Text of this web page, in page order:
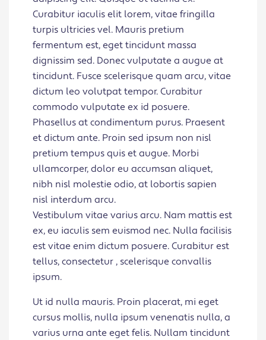
Curabitur iaculis elit lorem, vitae fringilla
turpis ultricies vel. Mauris pretium
fermentum est, eget tincidunt massa
dignissim sed. Donec vulputate a augue at
tincidunt. Fusce scelerisque quam arcu, vitae
dictum leo volutpat tempor. Curabitur
commodo vulputate ex id posuere.
Phasellus at condimentum purus. Praesent
et dictum ante. Proin sed ipsum non nisl
pretium tempus quis et augue. Morbi
ullamcorper, dolor eu accumsan aliquet,
nibh nisl molestie odio, at lobortis sapien
nisl interdum arcu.
Vestibulum vitae varius arcu. Nam mattis est
ex, eu iaculis sem euismod nec. Nulla facilisis
est vitae enim dictum posuere. Curabitur est
tellus, consectetur , scelerisque convallis
ipsum.
Ut id nulla mauris. Proin placerat, mi eget
cursus mollis, nulla ipsum venenatis nulla, a
varius urna ante eget felis. Nullam tincidunt